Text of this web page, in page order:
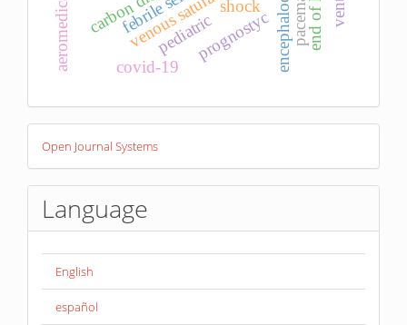
shock
prognostyc
pediatric end of life
covid-19
Developed
ByOpen Journal Systems
Language
English
español